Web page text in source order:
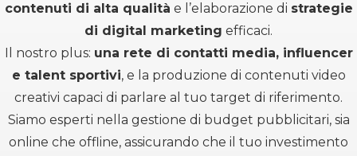
contenuti di alta qualità e l’elaborazione di strategie
di digital marketing efficaci.
Il nostro plus: una rete di contatti media, influencer
e talent sportivi, e la produzione di contenuti video
creativi capaci di parlare al tuo target di riferimento.
Siamo esperti nella gestione di budget pubblicitari, sia
online che offline, assicurando che il tuo investimento